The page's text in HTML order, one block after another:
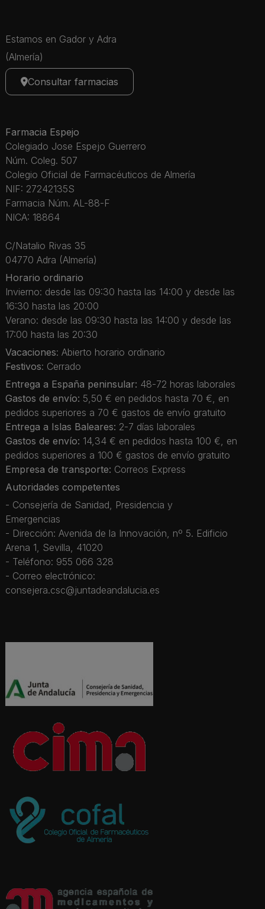
Estamos en Gador y Adra
(Almería)
Consultar farmacias
Farmacia Espejo
Colegiado Jose Espejo Guerrero
Núm. Coleg. 507
Colegio Oficial de Farmacéuticos de Almería
NIF: 27242135S
Farmacia Núm. AL-88-F
NICA: 18864
C/Natalio Rivas 35
04770 Adra (Almería)
Horario ordinario
Invierno: desde las 09:30 hasta las 14:00 y desde las
16:30 hasta las 20:00
Verano: desde las 09:30 hasta las 14:00 y desde las
17:00 hasta las 20:30
Vacaciones: Abierto horario ordinario
Festivos: Cerrado
Entrega a España peninsular: 48-72 horas laborales
Gastos de envío: 5,50 € en pedidos hasta 70 €, en
pedidos superiores a 70 € gastos de envío gratuito
Entrega a Islas Baleares: 2-7 días laborales
Gastos de envío: 14,34 € en pedidos hasta 100 €, en
pedidos superiores a 100 € gastos de envío gratuito
Empresa de transporte: Correos Express
Autoridades competentes
- Consejería de Sanidad, Presidencia y
Emergencias
- Dirección: Avenida de la Innovación, nº 5. Edificio
Arena 1, Sevilla, 41020
- Teléfono: 955 066 328
- Correo electrónico:
consejera.csc@juntadeandalucia.es